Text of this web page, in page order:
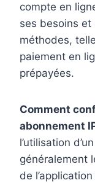
compte en
ses besoins
méthodes,
paiement en
prépayées.
Comment
abonnement
l’utilisation
généralement
de